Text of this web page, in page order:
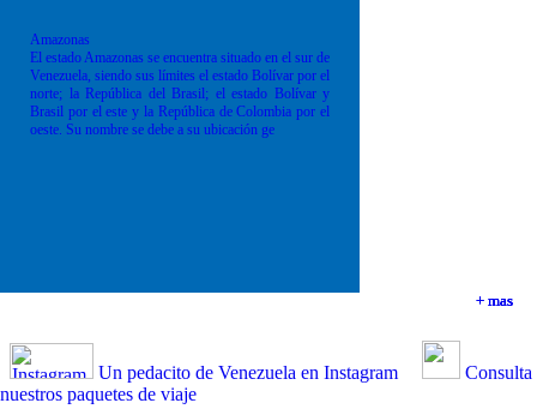
+ mas
+ mas
+ mas
Amazonas
El estado Amazonas se encuentra situado en el sur de
Venezuela, siendo sus límites el estado Bolívar por el
norte; la República del Brasil; el estado Bolívar y
Brasil por el este y la República de Colombia por el
oeste. Su nombre se debe a su ubicación ge
+ mas
Un pedacito de Venezuela en Instagram
Consulta
nuestros paquetes de viaje